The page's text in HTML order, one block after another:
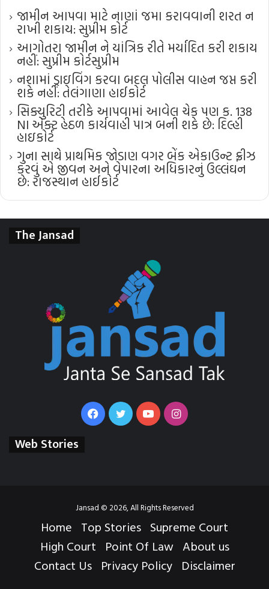
જામીન આપવા માટે નાણાં જમા કરાવવાની શરત ન
રાખી શકાય: સુપ્રીમ કોર્ટ
આગોતરા જામીન ને યાંત્રિક રીતે મર્યાદિત કરી શકાય
નહીં: સુપ્રીમ કોર્ટ​સુપ્રીમ
નશામાં ડ્રાઇવિંગ કરવા બદલ પોલીસ વાહન જપ્ત કરી
શકે નહીં: તેલંગાણા હાઈકોર્ટ
સિક્યુરિટી તરીકે આપવામાં આવેલ ચેક પણ ક. 138
NI એક્ટ હેઠળ કાર્યવાહી પાત્ર બની શકે છે: દિલ્હી
હાઇકોર્ટ
ગુના સાથે પ્રાથમિક જોડાણ વગર બેંક એકાઉન્ટ ફ્રીઝ
કરવું એ જીવન અને વેપારના અધિકારનું ઉલ્લંઘન
છે: રાજસ્થાન હાઈકોર્ટ
The Jansad
FacebookTwitterYouTubeInstagram
Web Stories
Jansad © 2026, All Rights Reserved
Home Top Stories Supreme Court
High Court Point Of Law About us
Contact Us Privacy Policy Disclaimer